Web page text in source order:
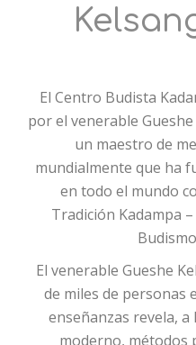
El Centro Budista
por el venerable
un maestro de
mundialmente que ha
en todo el mundo
Tradición Kadampa
El venerable Gueshe
de miles de personas
enseñanzas revela,
moderno, métodos